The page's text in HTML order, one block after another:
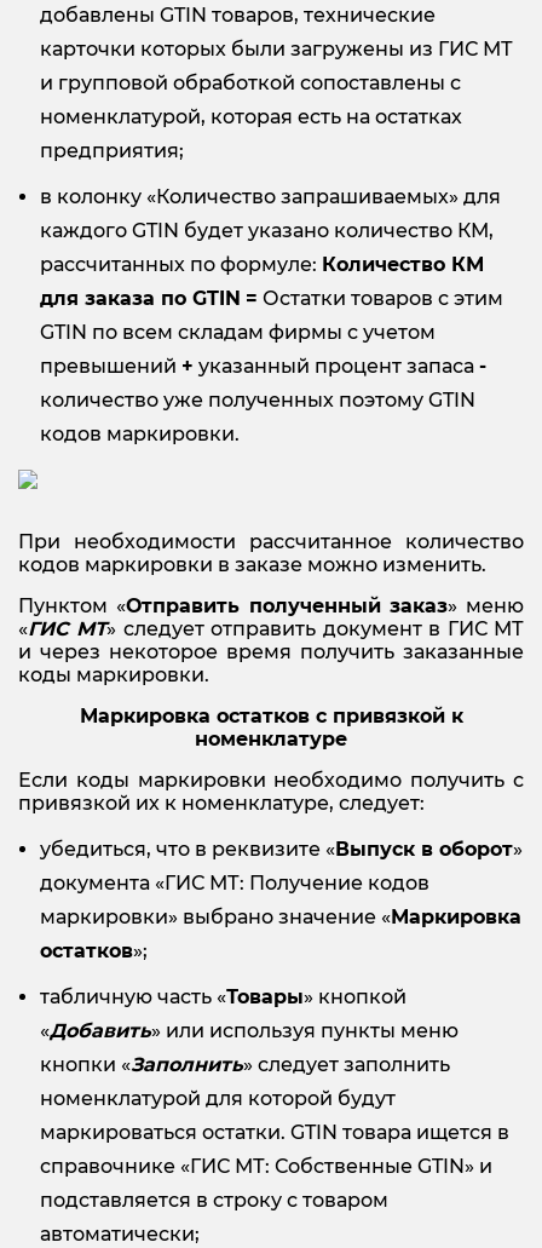
добавлены GTIN товаров, технические
карточки которых были загружены из ГИС МТ
и групповой обработкой сопоставлены с
номенклатурой, которая есть на остатках
предприятия;
в колонку «Количество запрашиваемых» для
каждого GTIN будет указано количество КМ,
рассчитанных по формуле: Количество КМ
для заказа по GTIN = Остатки товаров с этим
GTIN по всем складам фирмы с учетом
превышений + указанный процент запаса -
количество уже полученных поэтому GTIN
кодов маркировки.
При необходимости рассчитанное количество
кодов маркировки в заказе можно изменить.
Пунктом «Отправить полученный заказ» меню
«ГИС МТ» следует отправить документ в ГИС МТ
и через некоторое время получить заказанные
коды маркировки.
Маркировка остатков с привязкой к
номенклатуре
Если коды маркировки необходимо получить с
привязкой их к номенклатуре, следует:
убедиться, что в реквизите « Выпуск в оборот»
документа «ГИС МТ: Получение кодов
маркировки» выбрано значение «Маркировка
остатков»;
табличную часть «Товары» кнопкой
«Добавить» или используя пункты меню
кнопки «Заполнить» следует заполнить
номенклатурой для которой будут
маркироваться остатки. GTIN товара ищется в
справочнике «ГИС МТ: Собственные GTIN» и
подставляется в строку с товаром
автоматически;